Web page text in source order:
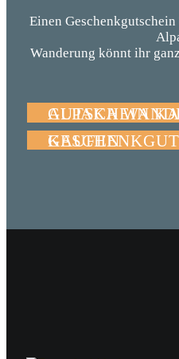
Einen
Wanderung könnt ihr
ALPAKA WANDERUNG
GESCHENKGUTSCHEIN KAUFEN